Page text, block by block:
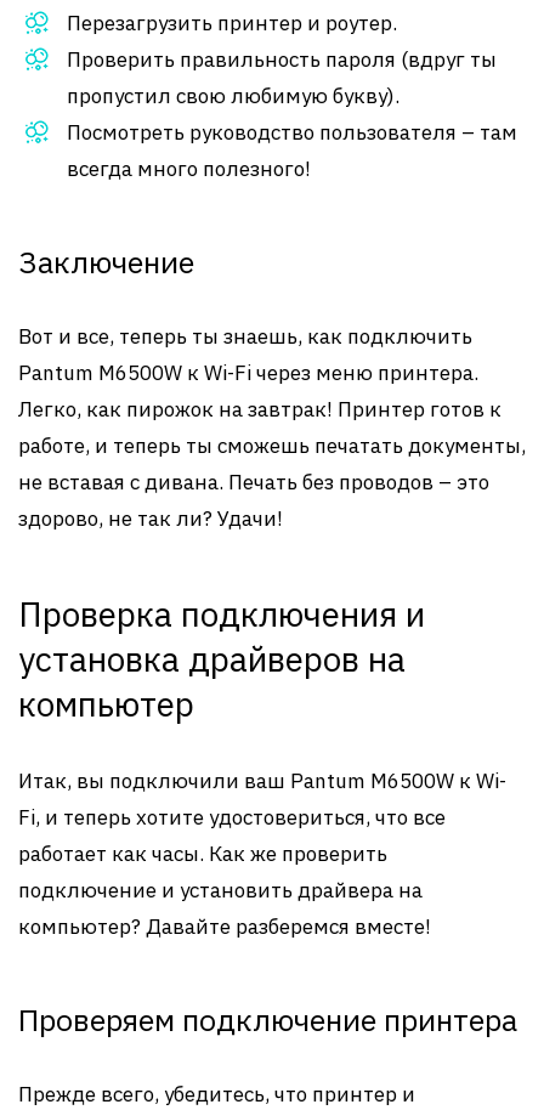
Перезагрузить принтер и роутер.
Проверить правильность пароля (вдруг ты
пропустил свою любимую букву).
Посмотреть руководство пользователя – там
всегда много полезного!
Заключение
Вот и все, теперь ты знаешь, как подключить
Pantum M6500W к Wi-Fi через меню принтера.
Легко, как пирожок на завтрак! Принтер готов к
работе, и теперь ты сможешь печатать документы,
не вставая с дивана. Печать без проводов – это
здорово, не так ли? Удачи!
Проверка подключения и
установка драйверов на
компьютер
Итак, вы подключили ваш Pantum M6500W к Wi-
Fi, и теперь хотите удостовериться, что все
работает как часы. Как же проверить
подключение и установить драйвера на
компьютер? Давайте разберемся вместе!
Проверяем подключение принтера
Прежде всего, убедитесь, что принтер и